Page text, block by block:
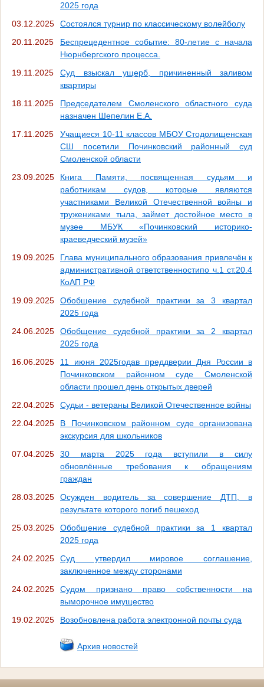
2025 года
03.12.2025
Состоялся турнир по классическому волейболу
20.11.2025
Беспрецедентное событие: 80-летие с начала
Нюрнбергского процесса.
19.11.2025
Суд взыскал ущерб, причиненный заливом
квартиры
18.11.2025
Председателем Смоленского областного суда
назначен Шепелин Е.А.
17.11.2025
Учащиеся 10-11 классов МБОУ Стодолищенская
СШ посетили Починковский районный суд
Смоленской области
23.09.2025
Книга Памяти, посвященная судьям и
работникам судов, которые являются
участниками Великой Отечественной войны и
тружениками тыла, займет достойное место в
музее МБУК «Починковский историко-
краеведческий музей»
19.09.2025
Глава муниципального образования привлечён к
административной ответственностипо ч.1 ст.20.4
КоАП РФ
19.09.2025
Обобщение судебной практики за 3 квартал
2025 года
24.06.2025
Обобщение судебной практики за 2 квартал
2025 года
16.06.2025
11 июня 2025годав преддверии Дня России в
Починковском районном суде Смоленской
области прошел день открытых дверей
22.04.2025
Судьи - ветераны Великой Отечественное войны
22.04.2025
В Починковском районном суде организована
экскурсия для школьников
07.04.2025
30 марта 2025 года вступили в силу
обновлённые требования к обращениям
граждан
28.03.2025
Осужден водитель за совершение ДТП, в
результате которого погиб пешеход
25.03.2025
Обобщение судебной практики за 1 квартал
2025 года
24.02.2025
Суд утвердил мировое соглашение,
заключенное между сторонами
24.02.2025
Судом признано право собственности на
выморочное имущество
19.02.2025
Возобновлена работа электронной почты суда
Архив новостей